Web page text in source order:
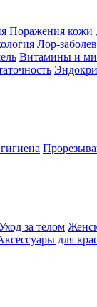
Поражения кожи
Лор-
Витамины и
за телом
для